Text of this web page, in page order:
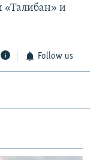
«Талибан» и
Follow us